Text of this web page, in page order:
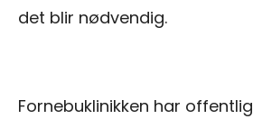
det blir nødvendig.
Fornebuklinikken har offentlig